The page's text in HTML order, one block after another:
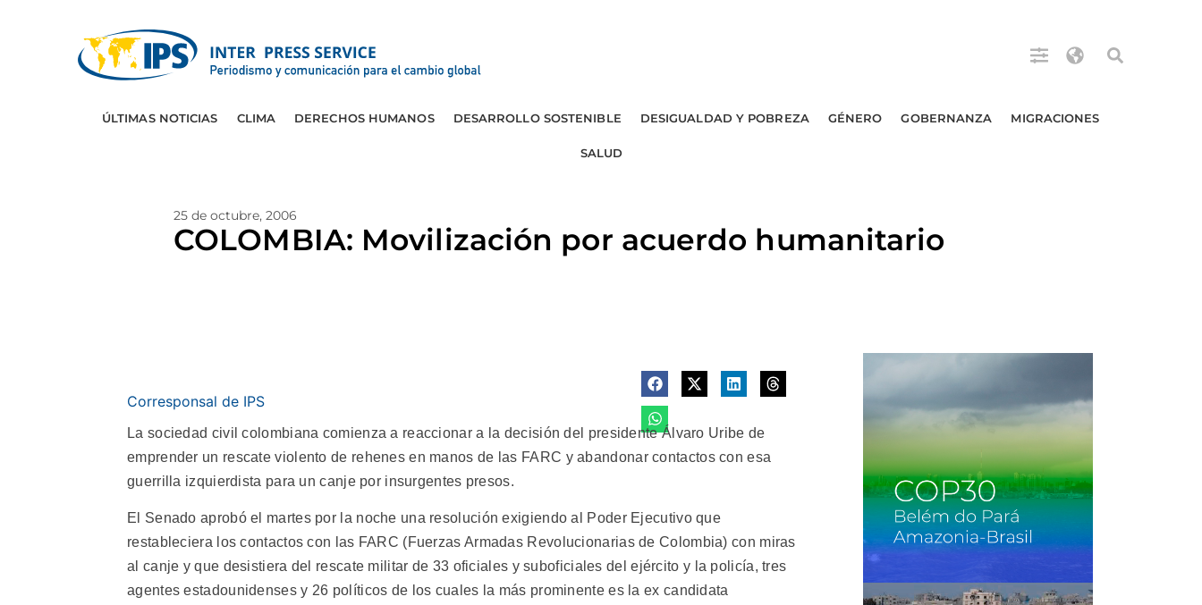
ÚLTIMAS NOTICIAS CLIMA DERECHOS HUMANOS DESARROLLO SOSTENIBLE DESIGUALDAD Y POBREZA GÉNERO GOBERNANZA MIGRACIONES
SALUD
25 de octubre, 2006
COLOMBIA: Movilización por acuerdo humanitario
Corresponsal de IPS
La sociedad civil colombiana comienza a reaccionar a la decisión del presidente Álvaro Uribe de
emprender un rescate violento de rehenes en manos de las FARC y abandonar contactos con esa
guerrilla izquierdista para un canje por insurgentes presos.
El Senado aprobó el martes por la noche una resolución exigiendo al Poder Ejecutivo que
restableciera los contactos con las FARC (Fuerzas Armadas Revolucionarias de Colombia) con miras
al canje y que desistiera del rescate militar de 33 oficiales y suboficiales del ejército y la policía, tres
agentes estadounidenses y 26 políticos de los cuales la más prominente es la ex candidata